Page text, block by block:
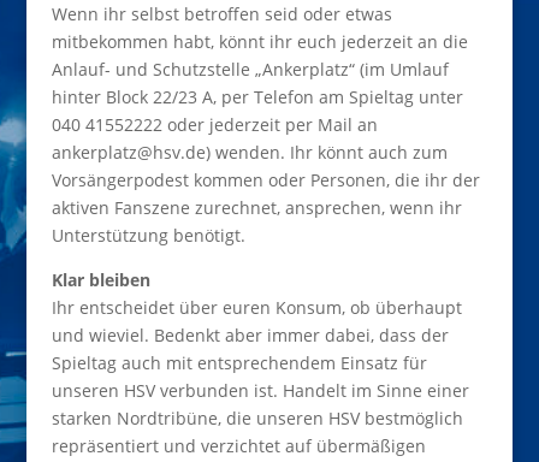
Wenn ihr selbst betroffen seid oder etwas
mitbekommen habt, könnt ihr euch jederzeit an die
Anlauf- und Schutzstelle „Ankerplatz“ (im Umlauf
hinter Block 22/23 A, per Telefon am Spieltag unter
040 41552222 oder jederzeit per Mail an
ankerplatz@hsv.de) wenden. Ihr könnt auch zum
Vorsängerpodest kommen oder Personen, die ihr der
aktiven Fanszene zurechnet, ansprechen, wenn ihr
Unterstützung benötigt.
Klar bleiben
Ihr entscheidet über euren Konsum, ob überhaupt
und wieviel. Bedenkt aber immer dabei, dass der
Spieltag auch mit entsprechendem Einsatz für
unseren HSV verbunden ist. Handelt im Sinne einer
starken Nordtribüne, die unseren HSV bestmöglich
repräsentiert und verzichtet auf übermäßigen